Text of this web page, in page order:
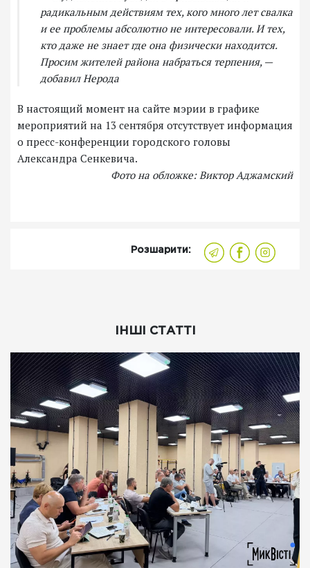
радикальным действиям тех, кого много лет свалка
и ее проблемы абсолютно не интересовали. И тех,
кто даже не знает где она физически находится.
Просим жителей района набраться терпения, —
добавил Нерода
В настоящий момент на сайте мэрии в графике
мероприятий на 13 сентября отсутствует информация
о пресс-конференции городского головы
Александра Сенкевича.
Фото на обложке: Виктор Аджамский
Розшарити:
ІНШІ СТАТТІ